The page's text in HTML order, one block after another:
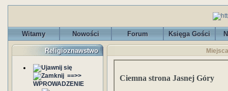
Witamy Nowości Forum Księga Gości
Religioznawstwo
==>>
WPROWADZENIE
Ciemna strona Jasnej Góry